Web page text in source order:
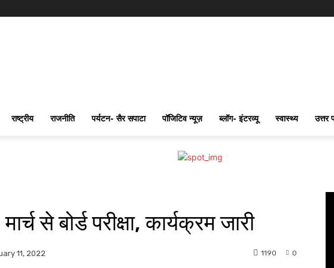
राष्ट्रीय राजनीति पर्यटन- सैर सपाटा पॉजिटिव न्यूज़ ब्लॉग- इंटरव्यू स्वास्थ्य उत्तर
से बोर्ड परीक्षा, कार्यक्रम जारी
11, 2022 0
1190